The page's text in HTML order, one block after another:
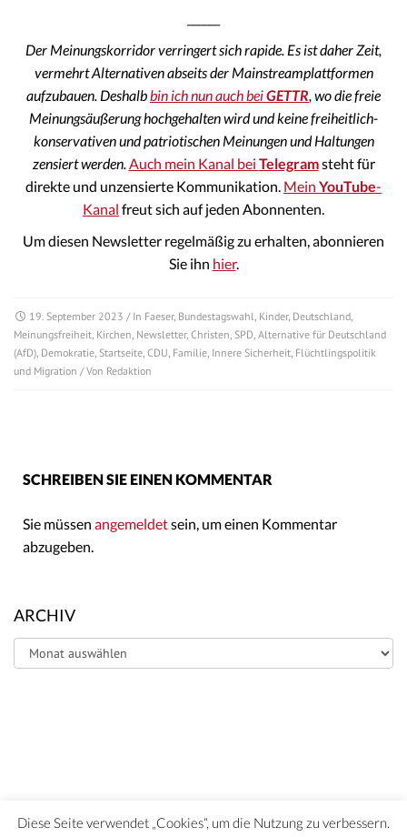
Der Meinungskorridor verringert sich rapide. Es ist daher Zeit,
vermehrt Alternativen abseits der Mainstreamplattformen
aufzubauen. Deshalbbin ich nun auch beiGETTR, wo die freie
Meinungsäußerung hochgehalten wird und keine freiheitlich-
konservativen und patriotischen Meinungen und Haltungen
zensiert werden.Auch mein Kanal bei Telegramsteht für
direkte und unzensierte Kommunikation. Mein YouTube-
Kanal freut sich auf jeden Abonnenten.
Um diesen Newsletter regelmäßig zu erhalten, abonnieren
Sie ihn hier.
19. September 2023 / In Faeser, Bundestagswahl Kinder, Deutschland
Meinungsfreiheit Kirchen Newsletter, Christen SPD Alternative für Deutschland
(AfD) Demokratie Startseite CDU Familie Innere Sicherheit Flüchtlingspolitik
und Migration / Von Redaktion
SCHREIBEN SIE EINEN KOMMENTAR
Sie müssen angemeldetsein, um einen Kommentar
abzugeben.
ARCHIV
Archiv
Diese Seite verwendet „Cookies“, um die Nutzung zu verbessern.